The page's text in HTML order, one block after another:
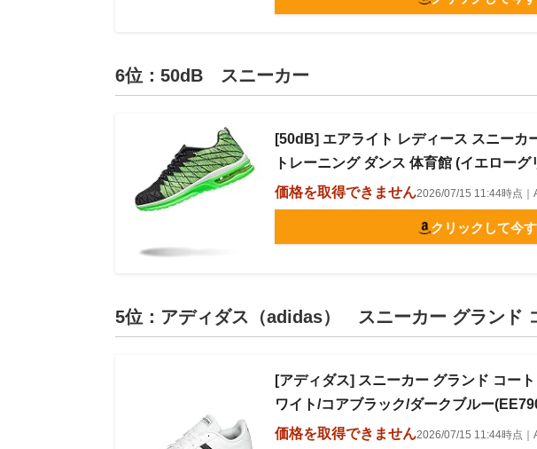
6位：50dB スニーカー
[50dB] エアライト レディース スニーカ
トレーニング ダンス 体育館 (イエロー
価格を取得できません2026/07/15 11:44時点｜
クリックして今
5位：アディダス（adidas） スニーカー グランド
[アディダス] スニーカー グランド コー
ワイト/コアブラック/ダークブルー
価格を取得できません2026/07/15 11:44時点｜